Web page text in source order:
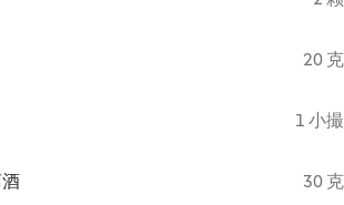
20 克
1 小撮
30 克